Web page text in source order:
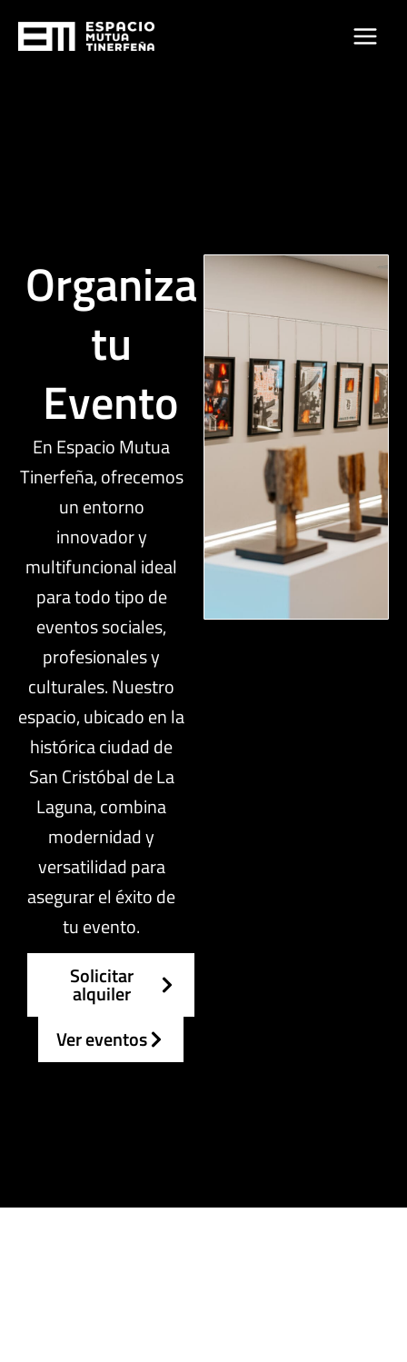
contenido
Organiza
tu
Evento
En Espacio Mutua
Tinerfeña, ofrecemos
un entorno
innovador y
multifuncional ideal
para todo tipo de
eventos sociales,
profesionales y
culturales. Nuestro
espacio, ubicado en la
histórica ciudad de
San Cristóbal de La
Laguna, combina
modernidad y
versatilidad para
asegurar el éxito de
tu evento.
Solicitar
alquiler
Ver eventos